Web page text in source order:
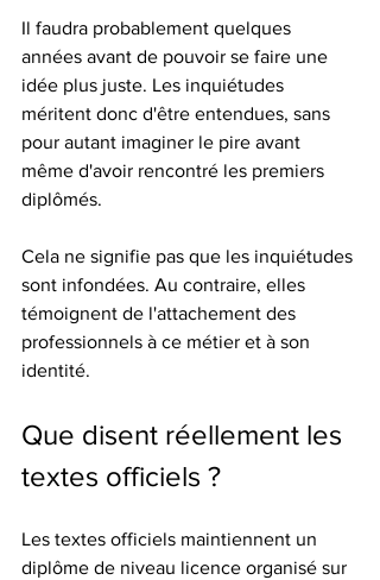
Il faudra probablement quelques
années avant de pouvoir se faire une
idée plus juste. Les inquiétudes
méritent donc d'être entendues, sans
pour autant imaginer le pire avant
même d'avoir rencontré les premiers
diplômés.
Cela ne signifie pas que les inquiétudes
sont infondées. Au contraire, elles
témoignent de l'attachement des
professionnels à ce métier et à son
identité.
Que disent réellement les
textes officiels ?
Les textes officiels maintiennent un
diplôme de niveau licence organisé sur